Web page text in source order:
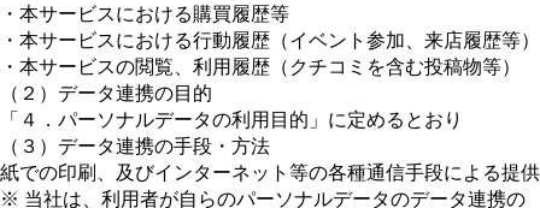
・本サービスにおける購買履歴等
・本サービスにおける行動履歴（イベント参加、来店履歴等）
・本サービスの閲覧、利用履歴（クチコミを含む投稿物等）
（２）データ連携の目的
「４．パーソナルデータの利用目的」に定めるとおり
（３）データ連携の手段・方法
紙での印刷、及びインターネット等の各種通信手段による提供
※ 当社は、利用者が自らのパーソナルデータのデータ連携の